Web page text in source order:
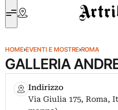
Artribune
HOME›EVENTI E MOSTRE›ROMA
GALLERIA
Indirizzo
Via Giulia 175, Roma,